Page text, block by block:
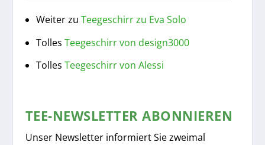
Weiter zu Teegeschirr zu Eva Solo
Tolles Teegeschirr von design3000
Tolles Teegeschirr von Alessi
TEE-NEWSLETTER ABONNIEREN
Unser Newsletter informiert Sie zweimal